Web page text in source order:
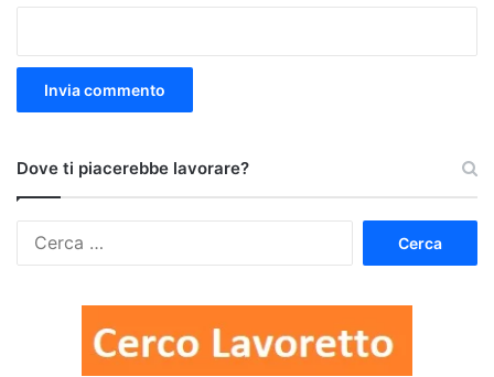
Dove ti piacerebbe lavorare?